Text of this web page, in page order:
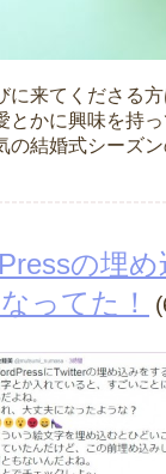
に来てくださる
とかに興味を持
の結婚式シーズ
の埋
ってた！